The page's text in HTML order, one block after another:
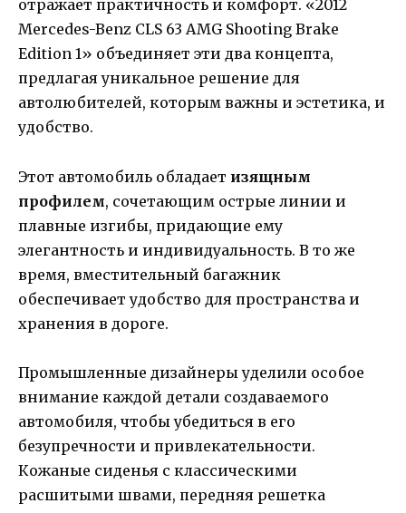
отражает практичность и комфорт. «2012
Mercedes-Benz CLS 63 AMG Shooting Brake
Edition 1» объединяет эти два концепта,
предлагая уникальное решение для
автолюбителей, которым важны и эстетика, и
удобство.
Этот автомобиль обладает изящным
профилем, сочетающим острые линии и
плавные изгибы, придающие ему
элегантность и индивидуальность. В то же
время, вместительный багажник
обеспечивает удобство для пространства и
хранения в дороге.
Промышленные дизайнеры уделили особое
внимание каждой детали создаваемого
автомобиля, чтобы убедиться в его
безупречности и привлекательности.
Кожаные сиденья с классическими
расшитыми швами, передняя решетка